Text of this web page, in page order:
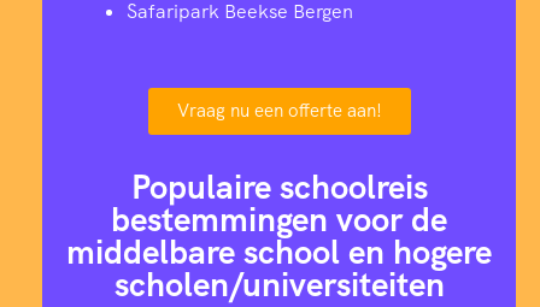
Safaripark Beekse Bergen
Vraag nu een offerte aan!
Populaire schoolreis
bestemmingen voor de
middelbare school en hogere
scholen/universiteiten